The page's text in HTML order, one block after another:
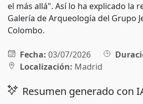
el más allá". Así lo ha explicado la
Galería de Arqueología del Grupo
Colombo.
Fecha: 03/07/2026
Localización: Madrid
Resumen generado con